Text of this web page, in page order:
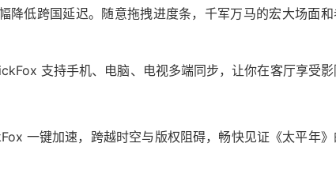
降低跨国延迟。随意拖拽进度条，千军万马的宏大场面
支持手机、电脑、电视多端同步，让你在客厅享受
一键加速，跨越时空与版权阻碍，畅快见证《太平年》